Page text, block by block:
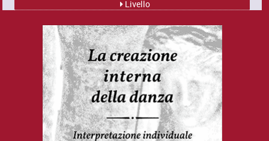
Livello